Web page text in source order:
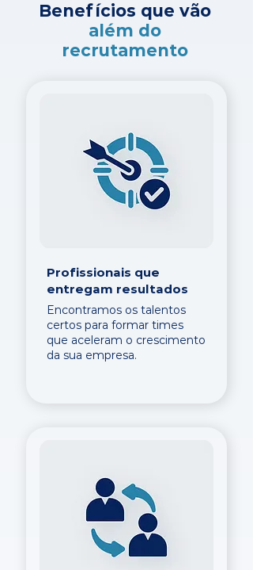
Benefícios que vão
além do
recrutamento
Profissionais que
entregam resultados
Encontramos os talentos
certos para formar times
que aceleram o crescimento
da sua empresa.